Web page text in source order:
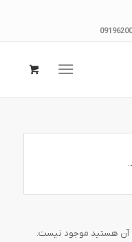
آن هستید موجود نیست.